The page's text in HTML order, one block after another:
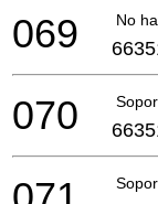
No
069
070